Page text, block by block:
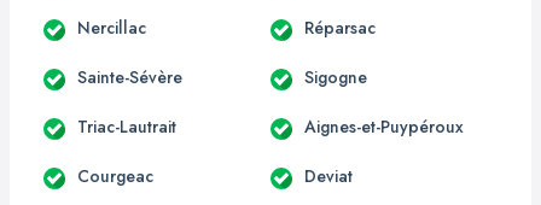
Nercillac Réparsac
Sainte-Sévère Sigogne
Triac-Lautrait Aignes-et-Puypéroux
Courgeac Deviat